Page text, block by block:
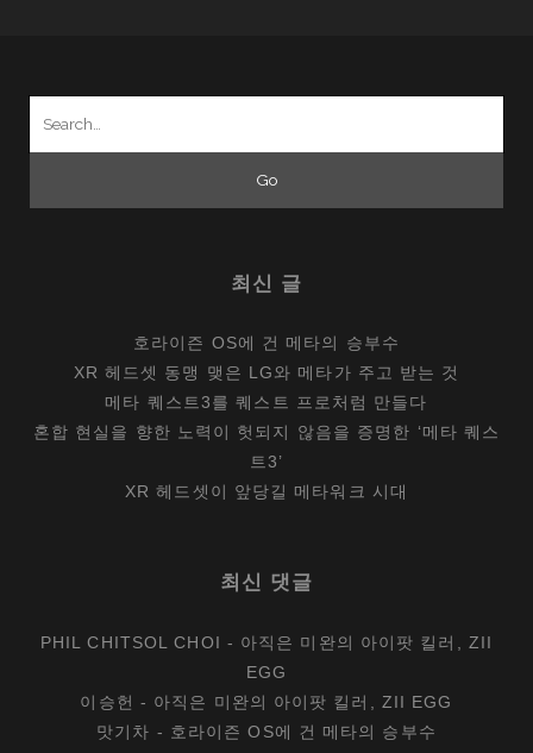
최신 글
호라이즌 OS에 건 메타의 승부수
XR 헤드셋 동맹 맺은 LG와 메타가 주고 받는 것
메타 퀘스트3를 퀘스트 프로처럼 만들다
혼합 현실을 향한 노력이 헛되지 않음을 증명한 ‘메타 퀘스
트3’
XR 헤드셋이 앞당길 메타워크 시대
최신 댓글
PHIL CHITSOL CHOI - 아직은 미완의 아이팟 킬러, ZII
EGG
이승헌 - 아직은 미완의 아이팟 킬러, ZII EGG
맛기차 - 호라이즌 OS에 건 메타의 승부수